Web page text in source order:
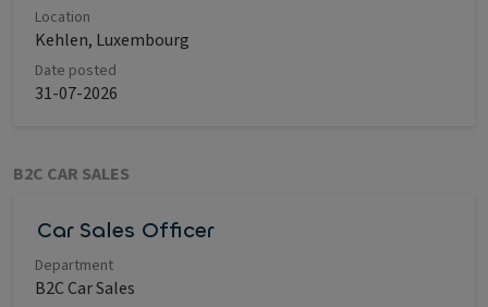
Location
Kehlen, Luxembourg
Date posted
31-07-2026
B2C CAR SALES
Car Sales Officer
Department
B2C Car Sales